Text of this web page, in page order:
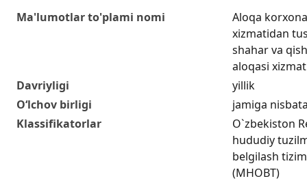
Ma'lumotlar to'plami nomi
Aloqa
xizmatidan
shahar va
aloqasi
Davriyligi
yillik
O‘lchov birligi
jamiga
Klassifikatorlar
O`zbekiston
hududiy
belgilash
(MHOBT)